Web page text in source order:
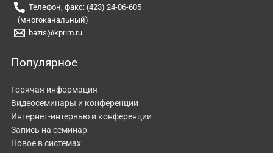
Телефон, факс: (423) 24-06-605
(многоканальный)
bazis@kprim.ru
Популярное
Горячая информация
Видеосеминары и конференции
Интернет-интервью и конференции
Запись на семинар
Новое в системах